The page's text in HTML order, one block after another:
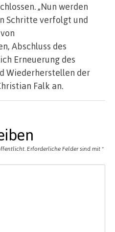
„Nun werden
Schritte verfolgt und
Abschluss des
Erneuerung des
Wiederherstellen der
Falk an.
Erforderliche Felder sind mit *